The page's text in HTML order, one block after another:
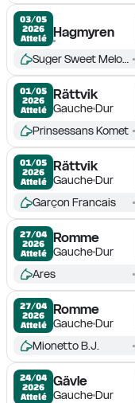
03/05
2026
Attelé
Hagmyren
Suger Sweet Melody
01/05
2026
Attelé
Rättvik
GaucheDur
Prinsessans Komet
01/05
2026
Attelé
Rättvik
GaucheDur
Garçon Francais
27/04
2026
Attelé
Romme
GaucheDur
Ares
27/04
2026
Attelé
Romme
GaucheDur
Mionetto B.J.
24/04
2026
Attelé
Gävle
GaucheDur